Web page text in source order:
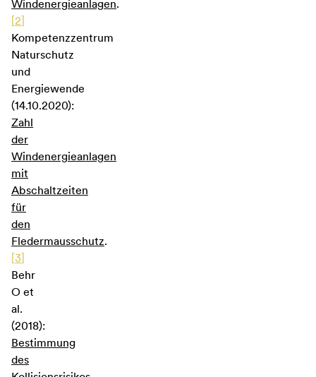
Windenergieanlagen.
2
Kompetenzzentrum
Naturschutz
und
Energiewende
(14.10.2020):
Zahl
der
Windenergieanlagen
mit
Abschaltzeiten
für
den
Fledermausschutz.
3
Behr
O et
al.
(2018):
Bestimmung
des